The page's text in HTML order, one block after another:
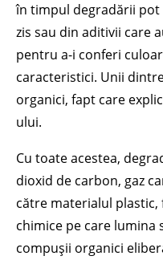
în timpul degradării
zis sau din aditivii care
pentru a-i conferi
caracteristici. Unii
organici, fapt care
ului.
Cu toate acestea,
dioxid de carbon, gaz
către materialul
chimice pe care lumina
compușii organici